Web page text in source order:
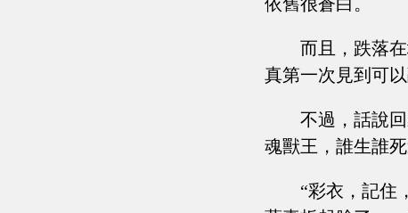
而且，跌落
真第一次見到可
不過，話說
魂獸王，誰生誰死
“彩衣，記住